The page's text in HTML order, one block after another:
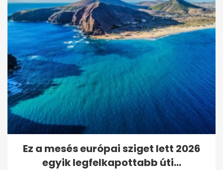
Ez a mesés európai sziget lett 2026
egyik legfelkapottabb úti...